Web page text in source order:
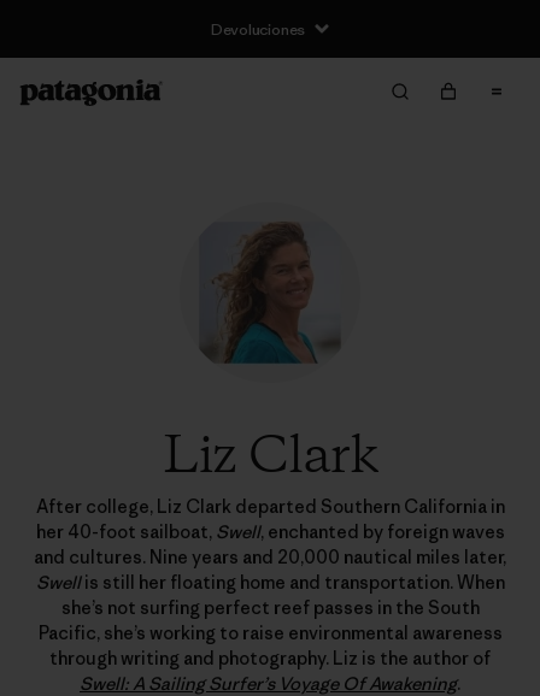
Devoluciones
Liz Clark
After college, Liz Clark departed Southern California in
her 40-foot sailboat, Swell, enchanted by foreign waves
and cultures. Nine years and 20,000 nautical miles later,
Swellis still her floating home and transportation. When
she’s not surfing perfect reef passes in the South
Pacific, she’s working to raise environmental awareness
through writing and photography. Liz is the author of
Swell: A Sailing Surfer’s Voyage Of Awakening.